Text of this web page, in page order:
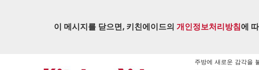
이 메시지를 닫으면, 키친에이드의 개인정보처리방침에
주방에 새로운 감각을